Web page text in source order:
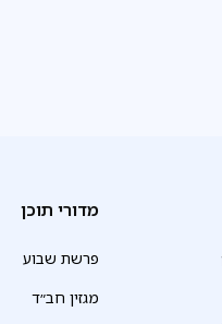
מדורי תוכן
פרשת שבוע
מגזין חב״ד